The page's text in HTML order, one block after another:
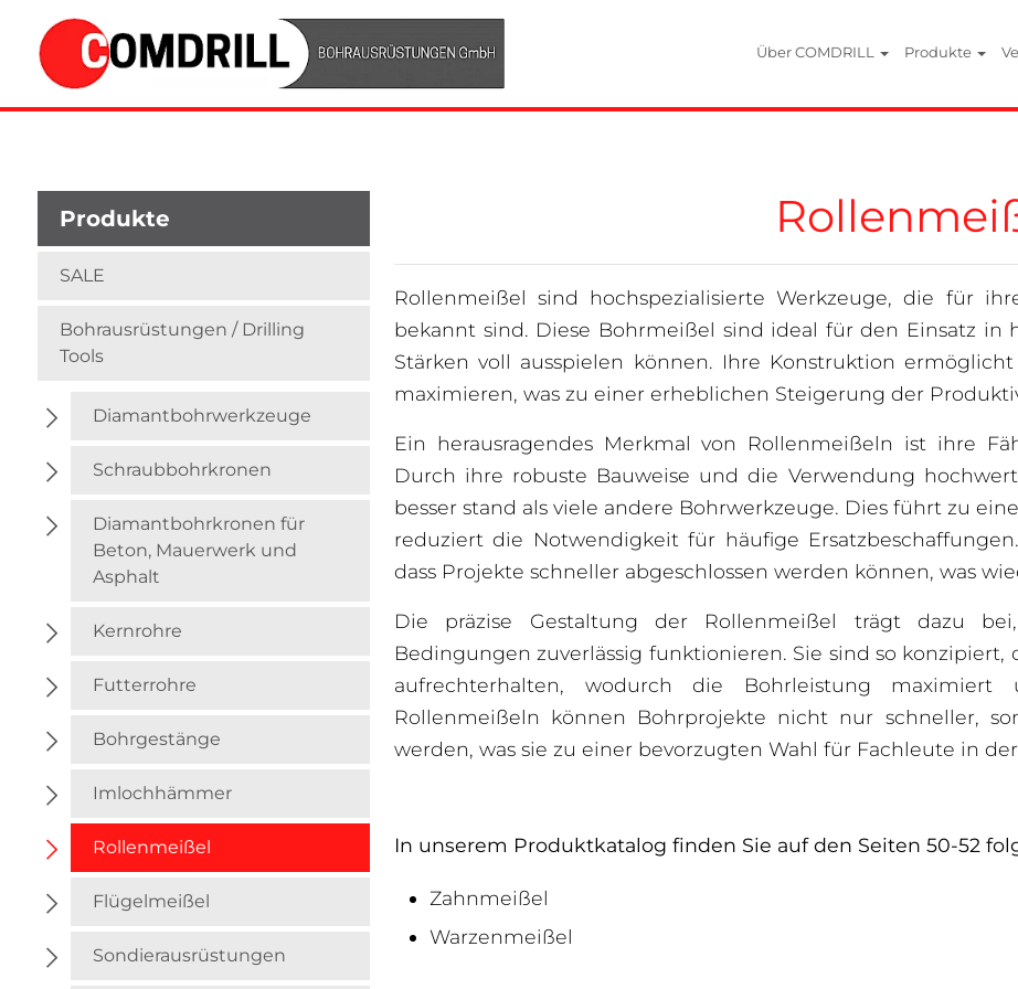
Über COMDRILL Produkte
Produkte
SALE
Bohrausrüstungen / Drilling
Tools
Diamantbohrwerkzeuge
Schraubbohrkronen
Diamantbohrkronen für
Beton, Mauerwerk und
Asphalt
Kernrohre
Futterrohre
Bohrgestänge
Imlochhämmer
Rollenmeißel
Flügelmeißel
Sondierausrüstungen
Rollenmeißel sind hochspezialisierte Werkzeuge, die für
bekannt sind. Diese Bohrmeißel sind ideal für den Einsatz in
Stärken voll ausspielen können. Ihre Konstruktion
maximieren, was zu einer erheblichen Steigerung der
Ein herausragendes Merkmal von Rollenmeißeln ist ihre
Durch ihre robuste Bauweise und die Verwendung
besser stand als viele andere Bohrwerkzeuge. Dies führt zu
reduziert die Notwendigkeit für häufige
dass Projekte schneller abgeschlossen werden können, was
Die präzise Gestaltung der Rollenmeißel trägt dazu
Bedingungen zuverlässig funktionieren. Sie sind so
aufrechterhalten, wodurch die Bohrleistung
Rollenmeißeln können Bohrprojekte nicht nur schneller,
werden, was sie zu einer bevorzugten Wahl für Fachleute in
In unserem Produktkatalog finden Sie auf den Seiten 50-52
Zahnmeißel
Warzenmeißel